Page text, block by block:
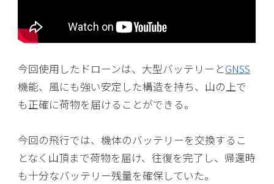
今回使用したドローンは、大型バッテリーとGNSS
機能、風にも強い安定した構造を持ち、山の上で
も正確に荷物を届けることができる。
今回の飛行では、機体のバッテリーを交換するこ
となく山頂まで荷物を届け、往復を完了し、帰還時
も十分なバッテリー残量を確保していた。